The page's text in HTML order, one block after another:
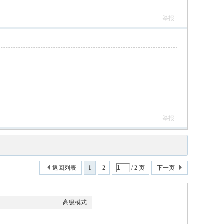
举报
举报
1 2 / 2 页 下一页
返回列表
高级模式